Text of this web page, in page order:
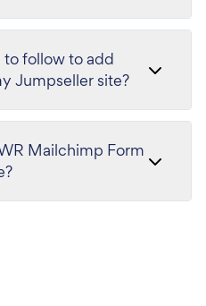
follow to add
Jumpseller site?
Mailchimp Form